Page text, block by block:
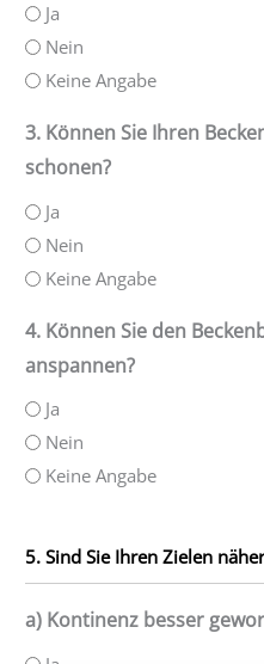
Ja
Nein
Keine Angabe
3. Können Sie Ihren
schonen?
Ja
Nein
Keine Angabe
4. Können Sie den
anspannen?
Ja
Nein
Keine Angabe
5. Sind Sie Ihren Zielen
a) Kontinenz besser